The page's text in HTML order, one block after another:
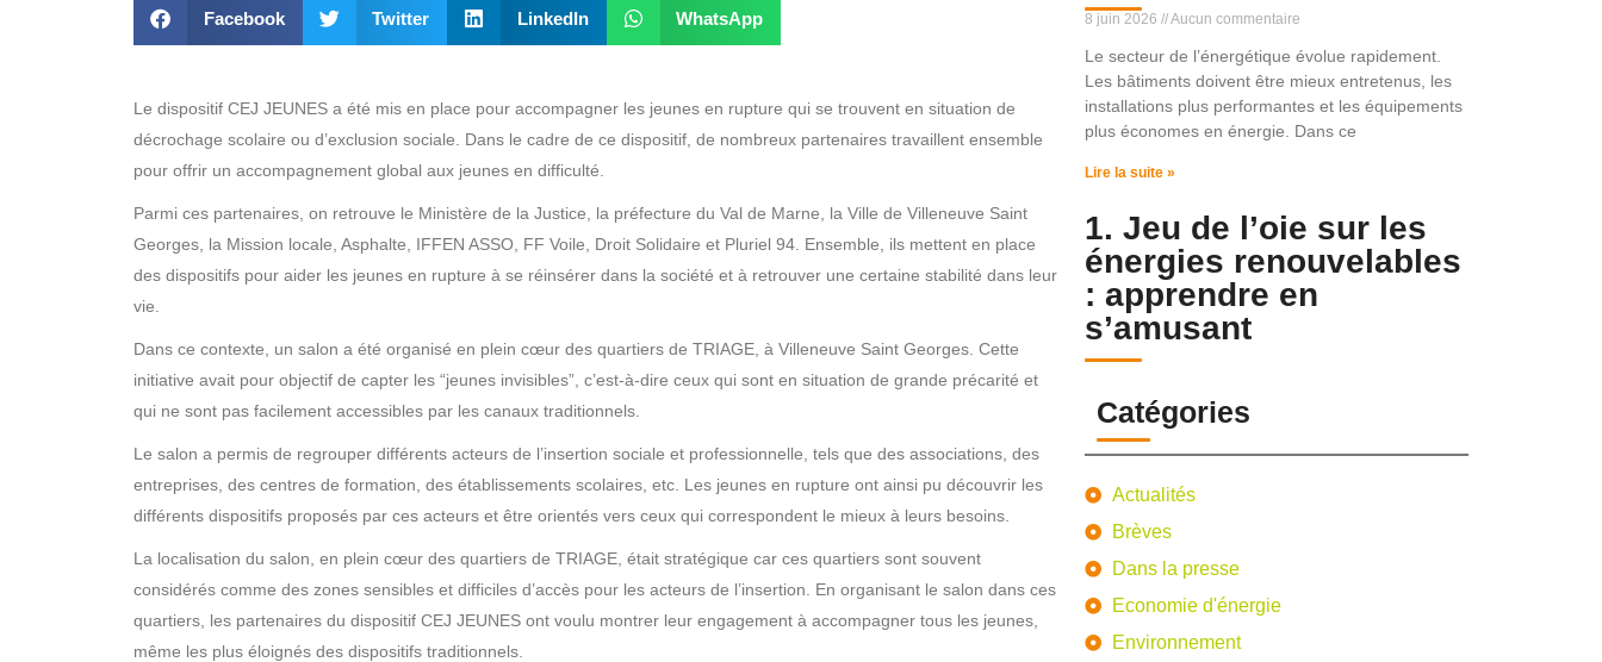
Facebook Twitter LinkedIn WhatsApp
Le dispositif CEJ JEUNES a été mis en place pour accompagner les jeunes en rupture qui se trouvent en situation de
décrochage scolaire ou d’exclusion sociale. Dans le cadre de ce dispositif, de nombreux partenaires travaillent ensemble
pour offrir un accompagnement global aux jeunes en difficulté.
Parmi ces partenaires, on retrouve le Ministère de la Justice, la préfecture du Val de Marne, la Ville de Villeneuve Saint
Georges, la Mission locale, Asphalte, IFFEN ASSO, FF Voile, Droit Solidaire et Pluriel 94. Ensemble, ils mettent en place
des dispositifs pour aider les jeunes en rupture à se réinsérer dans la société et à retrouver une certaine stabilité dans leur
vie.
Dans ce contexte, un salon a été organisé en plein cœur des quartiers de TRIAGE, à Villeneuve Saint Georges. Cette
initiative avait pour objectif de capter les “jeunes invisibles”, c’est-à-dire ceux qui sont en situation de grande précarité et
qui ne sont pas facilement accessibles par les canaux traditionnels.
Le salon a permis de regrouper différents acteurs de l’insertion sociale et professionnelle, tels que des associations, des
entreprises, des centres de formation, des établissements scolaires, etc. Les jeunes en rupture ont ainsi pu découvrir les
différents dispositifs proposés par ces acteurs et être orientés vers ceux qui correspondent le mieux à leurs besoins.
La localisation du salon, en plein cœur des quartiers de TRIAGE, était stratégique car ces quartiers sont souvent
considérés comme des zones sensibles et difficiles d’accès pour les acteurs de l’insertion. En organisant le salon dans ces
quartiers, les partenaires du dispositif CEJ JEUNES ont voulu montrer leur engagement à accompagner tous les jeunes,
même les plus éloignés des dispositifs traditionnels.
8 juin 2026 Aucun commentaire
Le secteur de l’énergétique évolue rapidement.
Les bâtiments doivent être mieux entretenus, les
installations plus performantes et les équipements
plus économes en énergie. Dans ce
Lire la suite »
1. Jeu de l’oie sur les
énergies renouvelables
: apprendre en
s’amusant
Catégories
Actualités
Brèves
Dans la presse
Economie d'énergie
Environnement